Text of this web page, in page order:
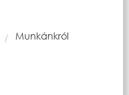
Current:
Munkánkról